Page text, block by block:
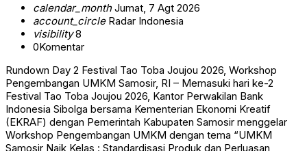
calendar_monthJumat, 7 Agt 2026
account_circleRadar Indonesia
visibility8
0Komentar
Rundown Day 2 Festival Tao Toba Joujou 2026, Workshop
Pengembangan UMKM Samosir, RI – Memasuki hari ke-2
Festival Tao Toba Joujou 2026, Kantor Perwakilan Bank
Indonesia Sibolga bersama Kementerian Ekonomi Kreatif
(EKRAF) dengan Pemerintah Kabupaten Samosir menggelar
Workshop Pengembangan UMKM dengan tema “UMKM
Samosir Naik Kelas : Standardisasi Produk dan Perluasan